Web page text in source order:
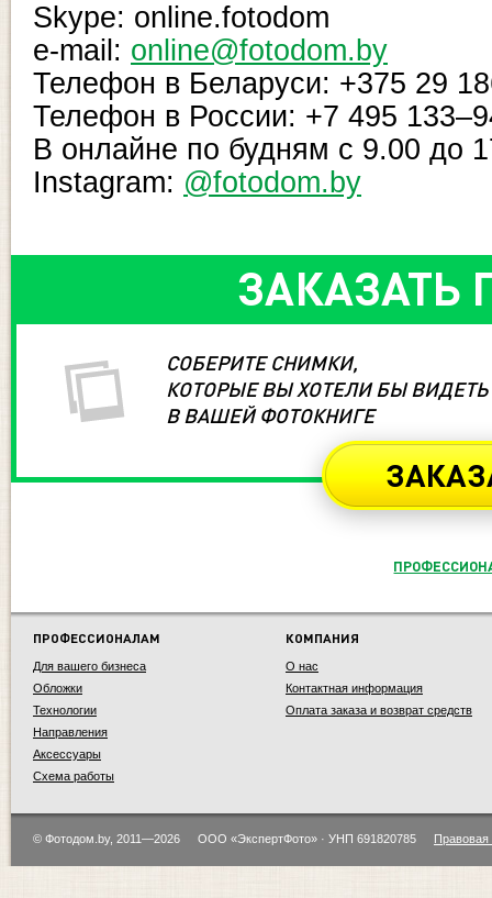
Skype: online.fotodom
e-mail: online@fotodom.by
Телефон в Беларуси: +375 29
Телефон в России: +7 495
В онлайне по будням с 9.00 до
Instagram: @fotodom.by
ЗАКАЗАТЬ
СОБЕРИТЕ СНИМКИ,
КОТОРЫЕ ВЫ ХОТЕЛИ БЫ ВИДЕТЬ
В ВАШЕЙ ФОТОКНИГЕ
ПРОФЕССИОНАЛАМ
Для вашего бизнеса
Обложки
Технологии
Направления
Аксессуары
Схема работы
КОМПАНИЯ
О нас
Контактная информация
Оплата заказа и возврат средств
© Фотодом.by, 2011—2026 ООО «ЭкспертФото» · УНП 691820785